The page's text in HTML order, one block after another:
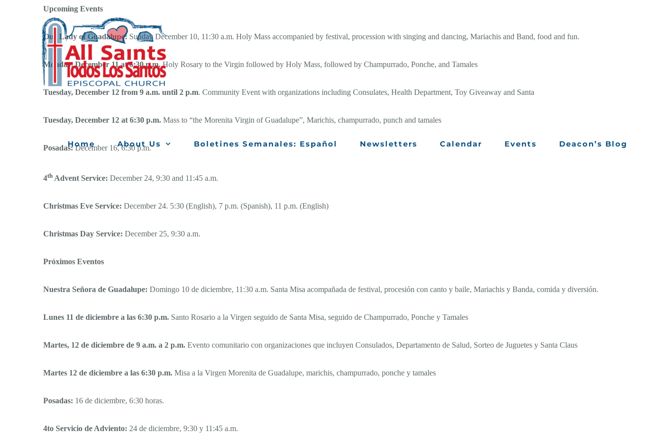
Home About Us Boletines Semanales: Español Newsletters Calendar Events Deacon’s Blog
Upcoming Events
Our Lady of Guadalupe: Sunday December 10, 11:30 a.m. Holy Mass accompanied by festival, procession with singing and dancing, Mariachis and Band, food and fun.
Monday, December 11 at 6:30 p.m.Holy Rosary to the Virgin followed by Holy Mass, followed by Champurrado, Ponche, and Tamales
Tuesday, December 12 from 9 a.m. until 2 p.m. Community Event with organizations including Consulates, Health Department, Toy Giveaway and Santa
Tuesday, December 12 at 6:30 p.m. Mass to “the Morenita Virgin of Guadalupe”, Marichis, champurrado, punch and tamales
Posadas:December 16, 6:30 p.m.
4thAdvent Service: December 24, 9:30 and 11:45 a.m.
Christmas Eve Service: December 24. 5:30 (English), 7 p.m. (Spanish), 11 p.m. (English)
Christmas Day Service: December 25, 9:30 a.m.
Próximos Eventos
Nuestra Señora de Guadalupe: Domingo 10 de diciembre, 11:30 a.m. Santa Misa acompañada de festival, procesión con canto y baile, Mariachis y Banda, comida y diversión.
Lunes 11 de diciembre a las 6:30 p.m. Santo Rosario a la Virgen seguido de Santa Misa, seguido de Champurrado, Ponche y Tamales
Martes, 12 de diciembre de 9 a.m. a 2 p.m. Evento comunitario con organizaciones que incluyen Consulados, Departamento de Salud, Sorteo de Juguetes y Santa Claus
Martes 12 de diciembre a las 6:30 p.m.Misa a la Virgen Morenita de Guadalupe, marichis, champurrado, ponche y tamales
Posadas: 16 de diciembre, 6:30 horas.
4to Servicio de Adviento: 24 de diciembre, 9:30 y 11:45 a.m.